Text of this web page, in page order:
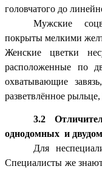
головчатого до
Мужские
покрыты мелкими
Женские цветки
расположенные по
охватывающие
разветвлённое
3.2
однодомных и
Для
Специалисты же